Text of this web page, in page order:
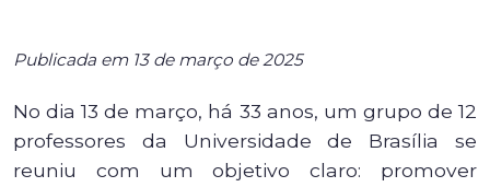
Publicada em 13 de março de 2025
No dia 13 de março, há 33 anos, um grupo de 12
professores da Universidade de Brasília se
reuniu com um objetivo claro: promover